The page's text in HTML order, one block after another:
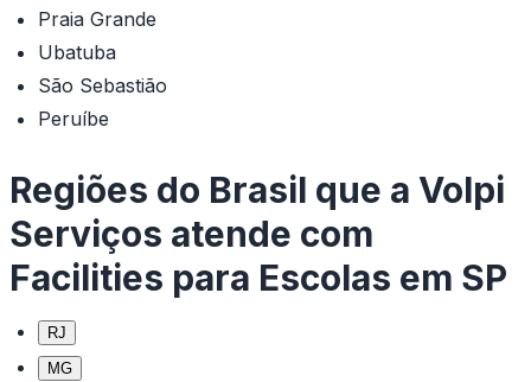
Praia Grande
Ubatuba
São Sebastião
Peruíbe
Regiões do Brasil que a Volpi
Serviços atende com
Facilities para Escolas em SP
RJ
MG